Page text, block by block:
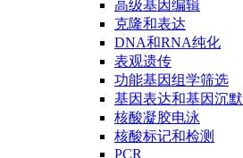
高级基因编辑
克隆和表达
DNA和RNA纯化
表观遗传
功能基因组学筛选
基因表达和基因沉默
核酸凝胶电泳
核酸标记和检测
PCR